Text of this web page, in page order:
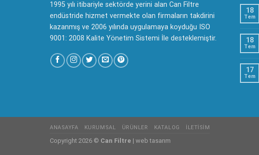
1995 yılı itibariyle sektörde yerini alan Can Filtre
endüstride hizmet vermekte olan firmaların takdirini
kazanmış ve 2006 yılında uygulamaya koyduğu ISO
9001: 2008 Kalite Yönetim Sistemi İle desteklemiştir.
18
Tem
18
Tem
17
Tem
ANASAYFA KURUMSAL ÜRÜNLER KATALOG İLETISIM
Copyright 2026 © Can Filtre | web tasarım